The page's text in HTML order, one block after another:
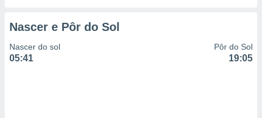
Nascer e Pôr do Sol
Nascer do sol
05:41
Pôr do Sol
19:05